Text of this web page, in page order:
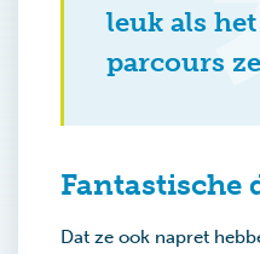
leuk als
parcours
Fantastische
Dat ze ook napret